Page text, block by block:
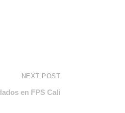
NEXT POST
en FPS Cali